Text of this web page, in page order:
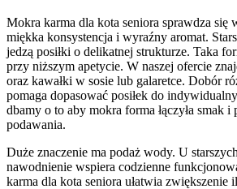
Mokra karma dla kota seniora sprawdza się
miękka konsystencja i wyraźny aromat.
jedzą posiłki o delikatnej strukturze. Taka
przy niższym apetycie. W naszej ofercie
oraz kawałki w sosie lub galaretce. Dobór
pomaga dopasować posiłek do
dbamy o to aby mokra forma łączyła smak i
podawania.
Duże znaczenie ma podaż wody. U
nawodnienie wspiera codzienne
karma dla kota seniora ułatwia zwiększenie